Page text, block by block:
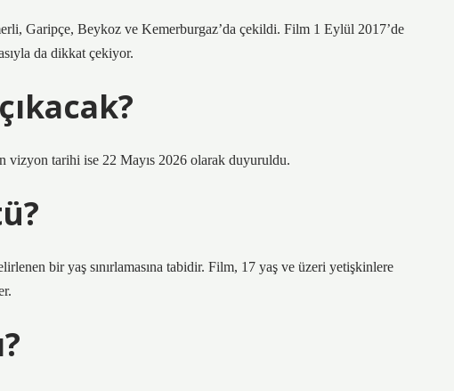
Garipçe, Beykoz ve Kemerburgaz’da çekildi. Film 1 Eylül 2017’de
da dikkat çekiyor.
tarihi ise 22 Mayıs 2026 olarak duyuruldu.
bir yaş sınırlamasına tabidir. Film, 17 yaş ve üzeri yetişkinlere